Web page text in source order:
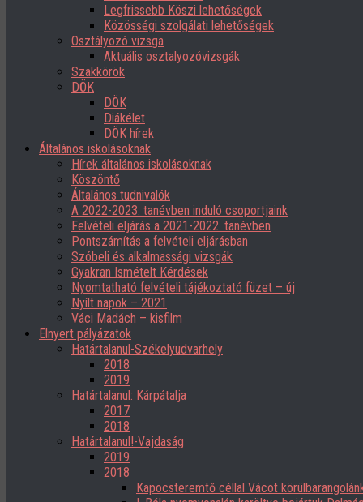
Legfrissebb Köszi lehetőségek
Közösségi szolgálati lehetőségek
Osztályozó vizsga
Aktuális osztalyozóvizsgák
Szakkörök
DÖK
DÖK
Diákélet
DÖK hírek
Általános iskolásoknak
Hírek általános iskolásoknak
Köszöntő
Általános tudnivalók
A 2022-2023. tanévben induló csoportjaink
Felvételi eljárás a 2021-2022. tanévben
Pontszámítás a felvételi eljárásban
Szóbeli és alkalmassági vizsgák
Gyakran Ismételt Kérdések
Nyomtatható felvételi tájékoztató füzet – új
Nyílt napok – 2021
Váci Madách – kisfilm
Elnyert pályázatok
Határtalanul-Székelyudvarhely
2018
2019
Határtalanul: Kárpátalja
2017
2018
Határtalanul!-Vajdaság
2019
2018
Kapocsteremtő céllal Vácot